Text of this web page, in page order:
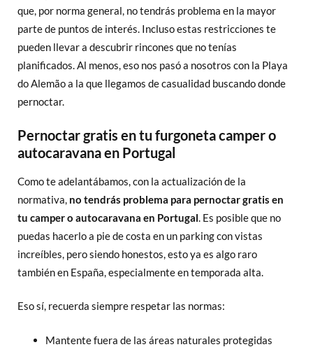
que, por norma general, no tendrás problema en la mayor
parte de puntos de interés. Incluso estas restricciones te
pueden llevar a descubrir rincones que no tenías
planificados. Al menos, eso nos pasó a nosotros con la Playa
do Alemão a la que llegamos de casualidad buscando donde
pernoctar.
Pernoctar gratis en tu furgoneta camper o
autocaravana en Portugal
Como te adelantábamos, con la actualización de la
normativa, no tendrás problema para pernoctar gratis en
tu camper o autocaravana en Portugal. Es posible que no
puedas hacerlo a pie de costa en un parking con vistas
increíbles, pero siendo honestos, esto ya es algo raro
también en España, especialmente en temporada alta.
Eso sí, recuerda siempre respetar las normas:
Mantente fuera de las áreas naturales protegidas